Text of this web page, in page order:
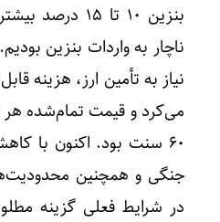
بنزین ۱۰ تا ۱۵
ناچار به واردات بنزین
نیاز به تأمین ارز، هزینه
می‌کرد و قیمت تمام‌شده هر
۶۰ سنت بود. اکنون با
جنگی و همچنین
در شرایط فعلی گزینه